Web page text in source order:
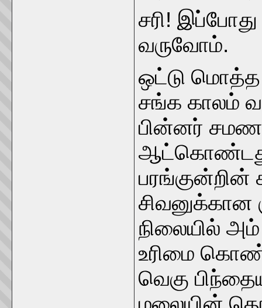
சரி!
வருவோம்.
ஒட்டு மொத்த
சங்க காலம்
பின்னர்
சிவனுக்கான
நிலையில்
உரிமை
வெகு